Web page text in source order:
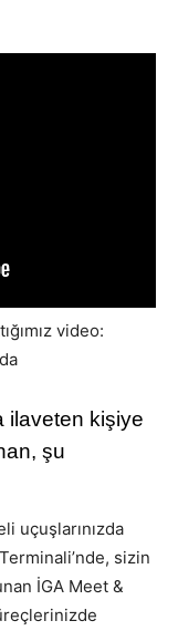
video:
ilaveten kişiye
şu
uçuşlarınızda
sizin
İGA Meet &